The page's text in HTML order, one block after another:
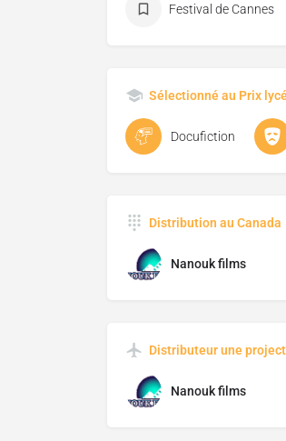
Festival de Cannes
Sélectionné au Prix
Docufiction
Distribution au Canada
Nanouk films
Distributeur une
Nanouk films